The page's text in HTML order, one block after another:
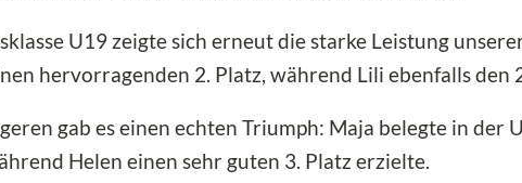
U19 zeigte sich erneut die starke Leistung
hervorragenden 2. Platz, während Lili ebenfalls den
gab es einen echten Triumph: Maja belegte in
Helen einen sehr guten 3. Platz erzielte.